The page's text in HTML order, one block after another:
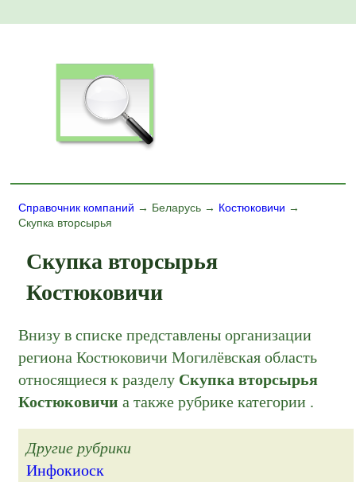
Справочник компаний → Беларусь → Костюковичи →
Скупка вторсырья
Скупка вторсырья
Костюковичи
Внизу в списке представлены организации
региона Костюковичи Могилёвская область
относящиеся к разделу Скупка вторсырья
Костюковичи а также рубрикекатегории .
Другие рубрики
Инфокиоск